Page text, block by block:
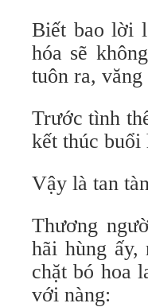
Biết bao lời
hóa sẽ
tuôn ra,
Trước tình
kết thúc buổi
Vậy là tan
Thương
hãi hùng
chặt bó hoa
với nàng: